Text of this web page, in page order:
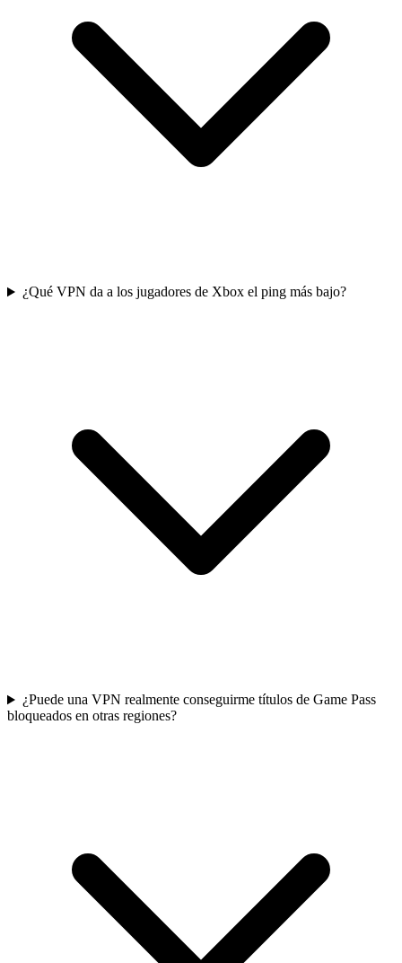
¿Qué VPN da a los jugadores de Xbox el ping más bajo?
¿Puede una VPN realmente conseguirme títulos de Game Pass
bloqueados en otras regiones?